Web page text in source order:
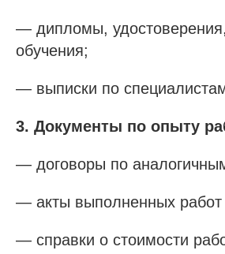
— дипломы,
обучения;
— выписки по
3. Документы по опыту
— договоры по
— акты выполненных
— справки о стоимости